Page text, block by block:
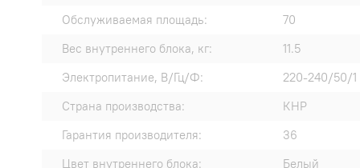
Обслуживаемая площадь:
70
Вес внутреннего блока, кг:
11.5
Электропитание, В/Гц/Ф:
220-240/50/1
Страна производства:
КНР
Гарантия производителя:
36
Цвет внутреннего блока:
Белый